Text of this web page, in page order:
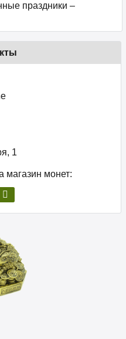
праздники –
1
магазин монет: